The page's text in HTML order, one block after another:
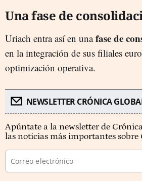
Francia
La compañía consolida su salto internacional
compras en Alemania y
Una fase de
Uriach entra así en unafase de
en la integración de sus filiales
optimización operativa.
NEWSLETTER CRÓNICA
Apúntate a la newsletter de
las noticias más importantes sobre